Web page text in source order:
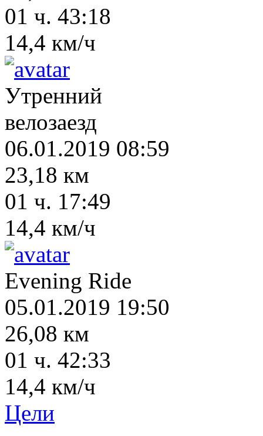
01 ч. 43:18
14,4 км/ч
Утренний
велозаезд
06.01.2019 08:59
23,18 км
01 ч. 17:49
14,4 км/ч
Evening Ride
05.01.2019 19:50
26,08 км
01 ч. 42:33
14,4 км/ч
Цели